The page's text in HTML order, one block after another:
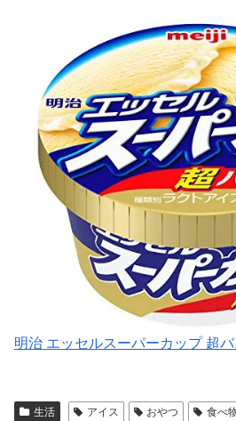
明治 エッセルスーパーカップ 超
生活 アイス おやつ 食べ